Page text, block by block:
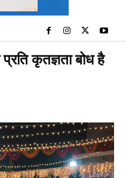
कृतज्ञता बोध है